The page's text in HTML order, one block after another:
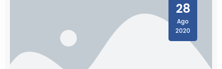
28
Ago
2020